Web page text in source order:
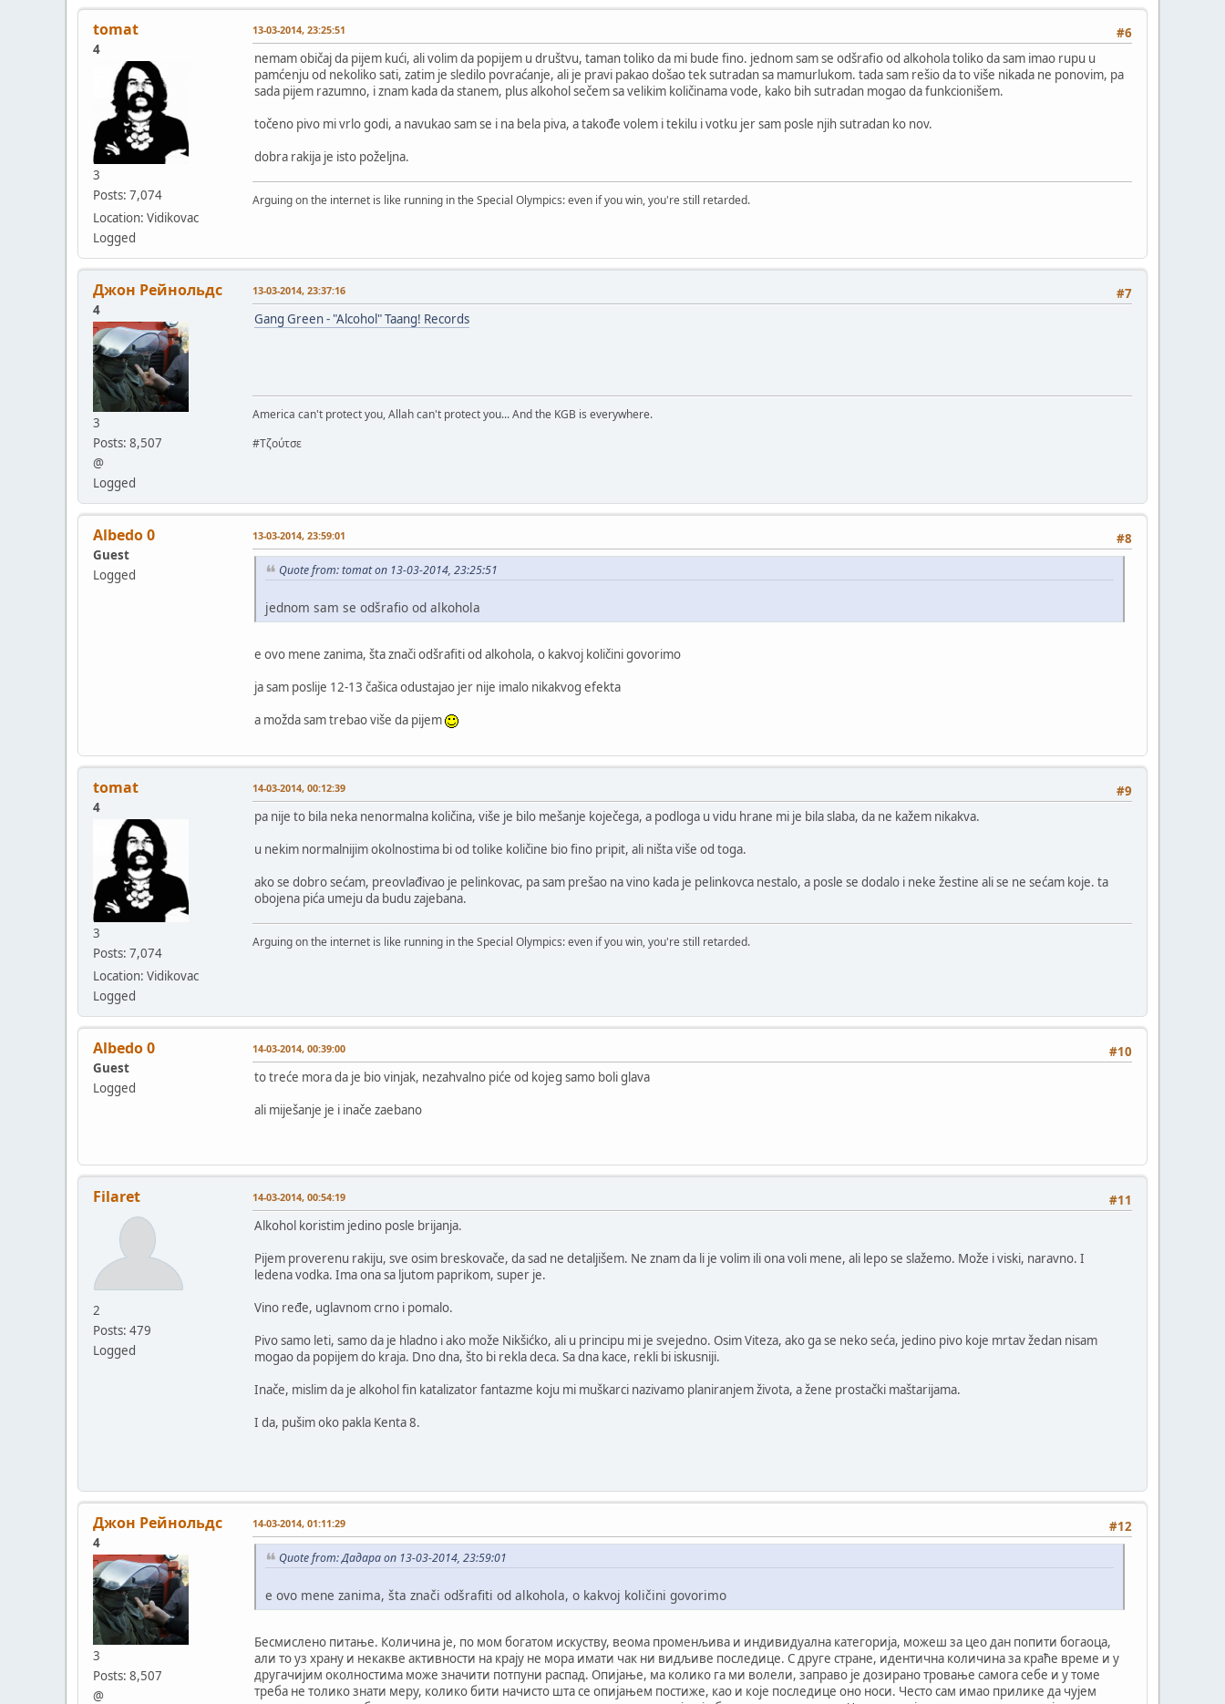
tomat
4
3
Posts: 7,074
Location: Vidikovac
Logged
#6
13-03-2014, 23:25:51
nemam običaj da pijem kući, ali volim da popijem u društvu, taman toliko da mi bude fino. jednom sam se odšrafio od alkohola toliko da sam imao rupu u
pamćenju od nekoliko sati, zatim je sledilo povraćanje, ali je pravi pakao došao tek sutradan sa mamurlukom. tada sam rešio da to više nikada ne ponovim, pa
sada pijem razumno, i znam kada da stanem, plus alkohol sečem sa velikim količinama vode, kako bih sutradan mogao da funkcionišem.
točeno pivo mi vrlo godi, a navukao sam se i na bela piva, a takođe volem i tekilu i votku jer sam posle njih sutradan ko nov.
dobra rakija je isto poželjna.
Arguing on the internet is like running in the Special Olympics: even if you win, you're still retarded.
Джон Рейнольдс
4
3
Posts: 8,507
@
Logged
#7
13-03-2014, 23:37:16
Gang Green - "Alcohol" Taang! Records
America can't protect you, Allah can't protect you... And the KGB is everywhere.
#Τζούτσε
Albedo 0
Guest
Logged
#8
13-03-2014, 23:59:01
Quote from: tomat on 13-03-2014, 23:25:51
jednom sam se odšrafio od alkohola
e ovo mene zanima, šta znači odšrafiti od alkohola, o kakvoj količini govorimo
ja sam poslije 12-13 čašica odustajao jer nije imalo nikakvog efekta
a možda sam trebao više da pijem
tomat
4
3
Posts: 7,074
Location: Vidikovac
Logged
#9
14-03-2014, 00:12:39
pa nije to bila neka nenormalna količina, više je bilo mešanje koječega, a podloga u vidu hrane mi je bila slaba, da ne kažem nikakva.
u nekim normalnijim okolnostima bi od tolike količine bio fino pripit, ali ništa više od toga.
ako se dobro sećam, preovlađivao je pelinkovac, pa sam prešao na vino kada je pelinkovca nestalo, a posle se dodalo i neke žestine ali se ne sećam koje. ta
obojena pića umeju da budu zajebana.
Arguing on the internet is like running in the Special Olympics: even if you win, you're still retarded.
Albedo 0
Guest
Logged
#10
14-03-2014, 00:39:00
to treće mora da je bio vinjak, nezahvalno piće od kojeg samo boli glava
ali miješanje je i inače zaebano
Filaret
2
Posts: 479
Logged
#11
14-03-2014, 00:54:19
Alkohol koristim jedino posle brijanja.
Pijem proverenu rakiju, sve osim breskovače, da sad ne detaljišem. Ne znam da li je volim ili ona voli mene, ali lepo se slažemo. Može i viski, naravno. I
ledena vodka. Ima ona sa ljutom paprikom, super je.
Vino ređe, uglavnom crno i pomalo.
Pivo samo leti, samo da je hladno i ako može Nikšićko, ali u principu mi je svejedno. Osim Viteza, ako ga se neko seća, jedino pivo koje mrtav žedan nisam
mogao da popijem do kraja. Dno dna, što bi rekla deca. Sa dna kace, rekli bi iskusniji.
Inače, mislim da je alkohol fin katalizator fantazme koju mi muškarci nazivamo planiranjem života, a žene prostački maštarijama.
I da, pušim oko pakla Kenta 8.
Джон Рейнольдс
4
3
Posts: 8,507
@
#12
14-03-2014, 01:11:29
Quote from: Дадара on 13-03-2014, 23:59:01
e ovo mene zanima, šta znači odšrafiti od alkohola, o kakvoj količini govorimo
Бесмислено питање. Количина је, по мом богатом искуству, веома променљива и индивидуална категорија, можеш за цео дан попити богаоца,
али то уз храну и некакве активности на крају не мора имати чак ни видљиве последице. С друге стране, идентична количина за краће време и у
другачијим околностима може значити потпуни распад. Опијање, ма колико га ми волели, заправо је дозирано тровање самога себе и у томе
треба не толико знати меру, колико бити начисто шта се опијањем постиже, као и које последице оно носи. Често сам имао прилике да чујем